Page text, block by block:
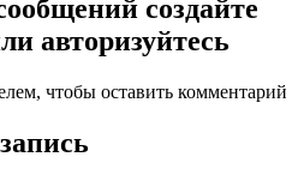
создайте
авторизуйтесь
чтобы оставить комментарий